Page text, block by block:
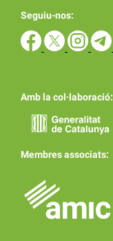
Seguiu-nos:
Amb la col·laboració:
Membres associats: